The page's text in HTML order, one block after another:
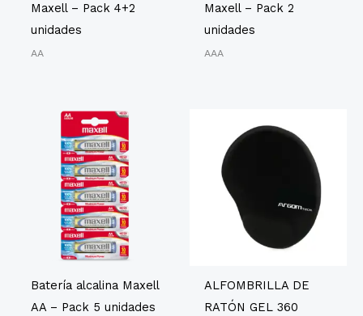
Maxell – Pack 4+2
unidades
AA
Maxell – Pack 2
unidades
AAA
Batería alcalina Maxell
AA – Pack 5 unidades
ALFOMBRILLA DE
RATÓN GEL 360